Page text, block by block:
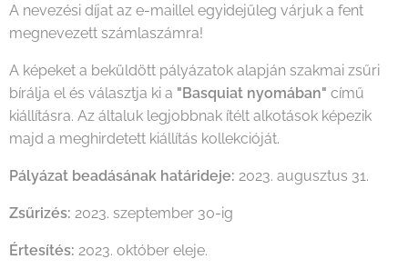
A nevezési díjat az e-maillel egyidejűleg várjuk a fent
megnevezett számlaszámra!
A képeket a beküldött pályázatok alapján szakmai zsűri
bírálja el és választja ki a "Basquiat nyomában" című
kiállításra. Az általuk legjobbnak ítélt alkotások képezik
majd a meghirdetett kiállítás kollekcióját.
Pályázat beadásának határideje: 2023. augusztus 31.
Zsűrizés: 2023. szeptember 30-ig
Értesítés: 2023. október eleje.